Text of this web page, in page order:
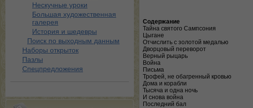
Нескучные уроки
Большая художественная
галерея
История и шедевры
Поиск по выходным данным
Наборы открыток
Пазлы
Спецпредложения
Содержание
Тайна святого Сампсония
Цыгане
Отчислить с золотой медалью
Дворцовый переворот
Верный рыцарь
Война
Письма
Трофей, не обагренный кровью
Дома и корабли
Тысяча и одна ночь
И снова война
Последний бал